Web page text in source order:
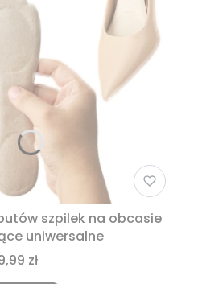
szpilek na obcasie
uniwersalne
zł